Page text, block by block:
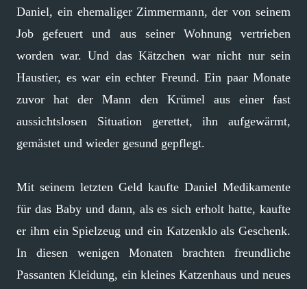
Daniel, ein ehemaliger Zimmermann, der von seinem
Job gefeuert und aus seiner Wohnung vertrieben
worden war. Und das Kätzchen war nicht nur sein
Haustier, es war ein echter Freund. Ein paar Monate
zuvor hat der Mann den Krümel aus einer fast
aussichtslosen Situation gerettet, ihn aufgewärmt,
gemästet und wieder gesund gepflegt.
Mit seinem letzten Geld kaufte Daniel Medikamente
für das Baby und dann, als es sich erholt hatte, kaufte
er ihm ein Spielzeug und ein Katzenklo als Geschenk.
In diesen wenigen Monaten brachten freundliche
Passanten Kleidung, ein kleines Katzenhaus und neues